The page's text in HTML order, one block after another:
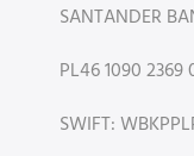
SANTANDER
PL46 1090
SWIFT: